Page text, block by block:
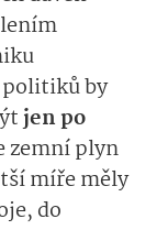
politiků by
jen po
zemní plyn
míře měly
do